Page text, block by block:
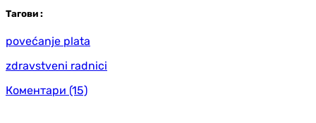
Тагови :
povećanje plata
zdravstveni radnici
Коментари (15)